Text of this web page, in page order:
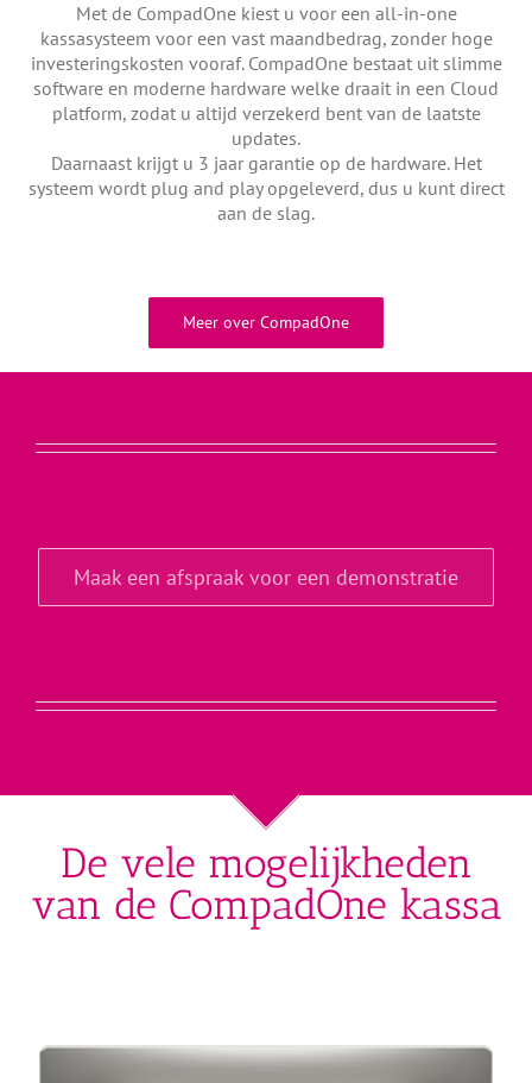
Met de CompadOne kiest u voor een all-in-one
kassasysteem voor een vast maandbedrag, zonder hoge
investeringskosten vooraf. CompadOne bestaat uit slimme
software en moderne hardware welke draait in een Cloud
platform, zodat u altijd verzekerd bent van de laatste
updates.
Daarnaast krijgt u 3 jaar garantie op de hardware. Het
systeem wordt plug and play opgeleverd, dus u kunt direct
aan de slag.
Meer over CompadOne
Maak een afspraak voor een demonstratie
De vele mogelijkheden
van de CompadOne kassa